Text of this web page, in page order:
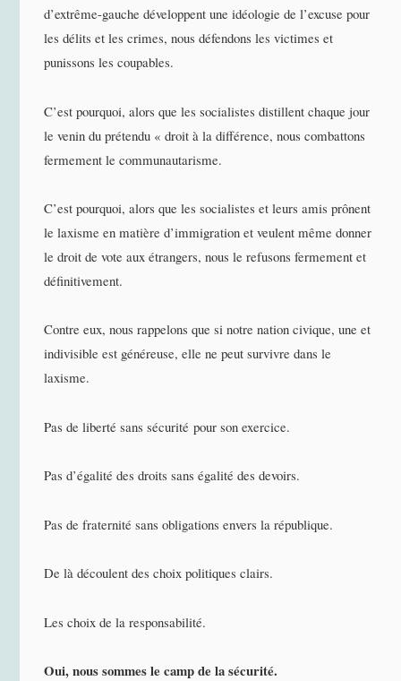
d’extrême-gauche développent une idéologie de l’excuse pour
les délits et les crimes, nous défendons les victimes et
punissons les coupables.
C’est pourquoi, alors que les socialistes distillent chaque jour
le venin du prétendu « droit à la différence, nous combattons
fermement le communautarisme.
C’est pourquoi, alors que les socialistes et leurs amis prônent
le laxisme en matière d’immigration et veulent même donner
le droit de vote aux étrangers, nous le refusons fermement et
définitivement.
Contre eux, nous rappelons que si notre nation civique, une et
indivisible est généreuse, elle ne peut survivre dans le
laxisme.
Pas de liberté sans sécurité pour son exercice.
Pas d’égalité des droits sans égalité des devoirs.
Pas de fraternité sans obligations envers la république.
De là découlent des choix politiques clairs.
Les choix de la responsabilité.
Oui, nous sommes le camp de la sécurité.